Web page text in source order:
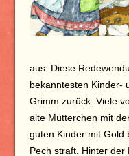
aus. Diese
bekanntesten Kinder-
Grimm zurück. Viele
alte Mütterchen mit
guten Kinder mit Gold
Pech straft. Hinter der